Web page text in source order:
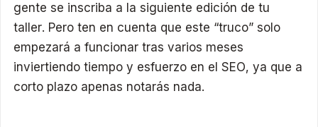
gente se inscriba a la siguiente edición de tu
taller. Pero ten en cuenta que este “truco” solo
empezará a funcionar tras varios meses
inviertiendo tiempo y esfuerzo en el SEO, ya que a
corto plazo apenas notarás nada.